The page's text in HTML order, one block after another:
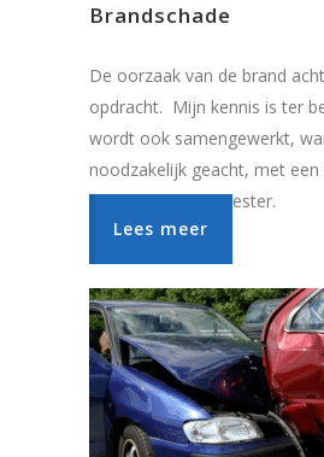
Brandschade
De oorzaak van de brand
opdracht. Mijn kennis is ter
wordt ook samengewerkt,
noodzakelijk geacht, met een
“snuffelhond” –meester.
Lees meer